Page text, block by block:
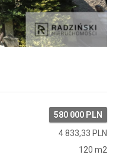
580 000 PLN
4 833,33 PLN
120 m2